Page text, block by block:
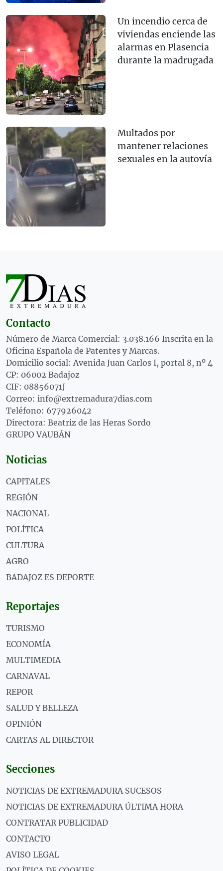
Un incendio cerca de
viviendas enciende las
alarmas en Plasencia
durante la madrugada
Multados por
mantener relaciones
sexuales en la autovía
Contacto
Número de Marca Comercial: 3.038.166 Inscrita en la
Oficina Española de Patentes y Marcas.
Domicilio social: Avenida Juan Carlos I, portal 8, nº 4
CP: 06002 Badajoz
CIF: 08856071J
Correo: info@extremadura7dias.com
Teléfono: 677926042
Directora: Beatriz de las Heras Sordo
GRUPO VAUBÁN
Noticias
CAPITALES
REGIÓN
NACIONAL
POLÍTICA
CULTURA
AGRO
BADAJOZ ES DEPORTE
Reportajes
TURISMO
ECONOMÍA
MULTIMEDIA
CARNAVAL
REPOR
SALUD Y BELLEZA
OPINIÓN
CARTAS AL DIRECTOR
Secciones
NOTICIAS DE EXTREMADURA SUCESOS
NOTICIAS DE EXTREMADURA ÚLTIMA HORA
CONTRATAR PUBLICIDAD
CONTACTO
AVISO LEGAL